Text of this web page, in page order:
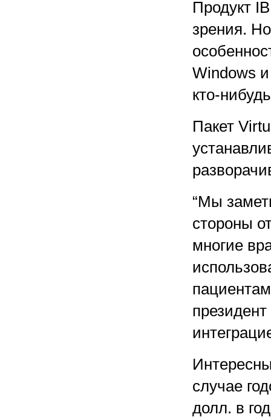
Продукт
зрения.
Windows
кто-
Пакет
“Мы
стороны
многие
случае
долл. в